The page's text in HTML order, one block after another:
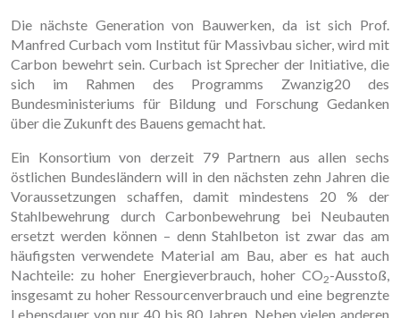
Die nächste Generation von Bauwerken, da ist sich Prof.
Manfred Curbach vom Institut für Massivbau sicher, wird mit
Carbon bewehrt sein. Curbach ist Sprecher der Initiative, die
sich im Rahmen des Programms Zwanzig20 des
Bundesministeriums für Bildung und Forschung Gedanken
über die Zukunft des Bauens gemacht hat.
Ein Konsortium von derzeit 79 Partnern aus allen sechs
östlichen Bundesländern will in den nächsten zehn Jahren die
Voraussetzungen schaffen, damit mindestens 20 % der
Stahlbewehrung durch Carbonbewehrung bei Neubauten
ersetzt werden können – denn Stahlbeton ist zwar das am
häufigsten verwendete Material am Bau, aber es hat auch
Nachteile: zu hoher Energieverbrauch, hoher CO2-Ausstoß,
insgesamt zu hoher Ressourcenverbrauch und eine begrenzte
Lebensdauer von nur 40 bis 80 Jahren. Neben vielen anderen